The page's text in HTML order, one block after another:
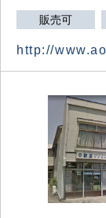
販売可
http://